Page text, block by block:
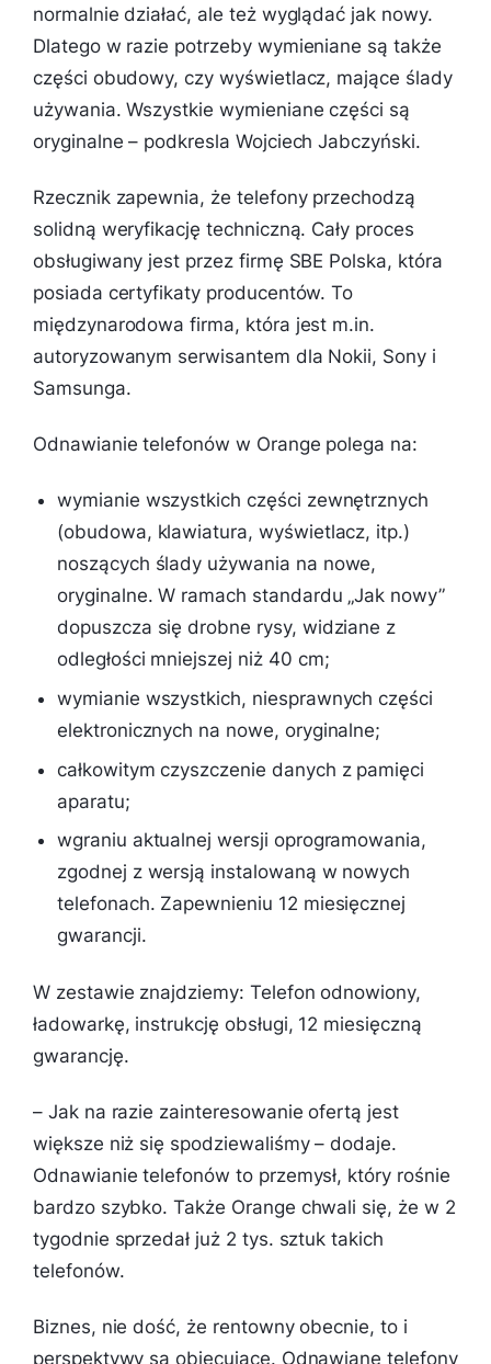
normalnie działać, ale też wyglądać jak nowy.
Dlatego w razie potrzeby wymieniane są także
części obudowy, czy wyświetlacz, mające ślady
używania. Wszystkie wymieniane części są
oryginalne – podkresla Wojciech Jabczyński.
Rzecznik zapewnia, że telefony przechodzą
solidną weryfikację techniczną. Cały proces
obsługiwany jest przez firmę SBE Polska, która
posiada certyfikaty producentów. To
międzynarodowa firma, która jest m.in.
autoryzowanym serwisantem dla Nokii, Sony i
Samsunga.
Odnawianie telefonów w Orange polega na:
wymianie wszystkich części zewnętrznych
(obudowa, klawiatura, wyświetlacz, itp.)
noszących ślady używania na nowe,
oryginalne. W ramach standardu „Jak nowy”
dopuszcza się drobne rysy, widziane z
odległości mniejszej niż 40 cm;
wymianie wszystkich, niesprawnych części
elektronicznych na nowe, oryginalne;
całkowitym czyszczenie danych z pamięci
aparatu;
wgraniu aktualnej wersji oprogramowania,
zgodnej z wersją instalowaną w nowych
telefonach. Zapewnieniu 12 miesięcznej
gwarancji.
W zestawie znajdziemy: Telefon odnowiony,
ładowarkę, instrukcję obsługi, 12 miesięczną
gwarancję.
– Jak na razie zainteresowanie ofertą jest
większe niż się spodziewaliśmy– dodaje.
Odnawianie telefonów to przemysł, który rośnie
bardzo szybko. Także Orange chwali się, że w 2
tygodnie sprzedał już 2 tys. sztuk takich
telefonów.
Biznes, nie dość, że rentowny obecnie, to i
perspektywy są obiecujące. Odnawiane telefony